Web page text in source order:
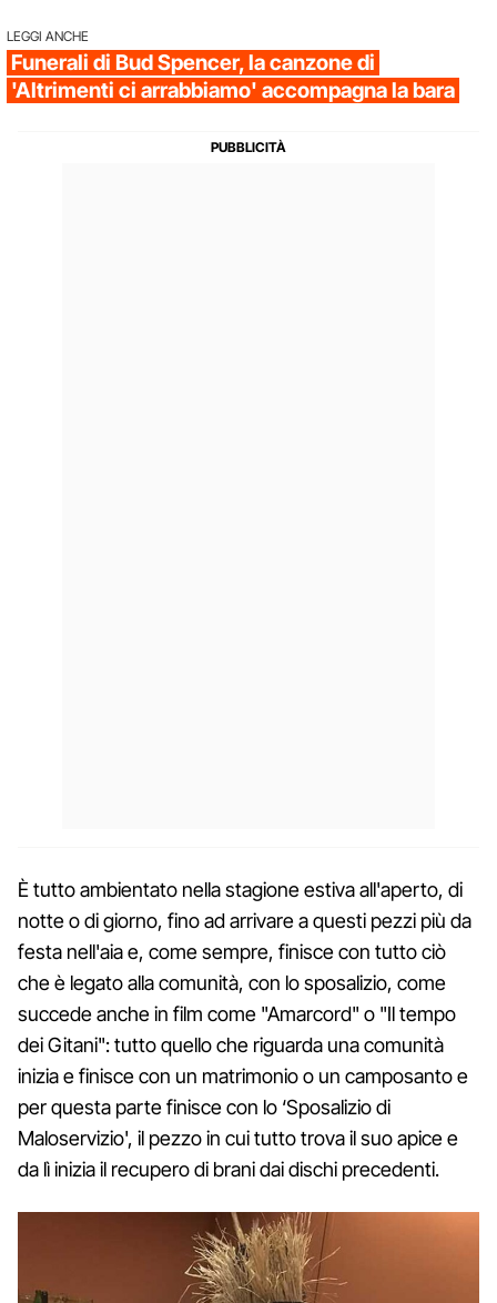
LEGGI ANCHE
Funerali di Bud Spencer, la canzone di
'Altrimenti ci arrabbiamo' accompagna la bara
È tutto ambientato nella stagione estiva all'aperto, di
notte o di giorno, fino ad arrivare a questi pezzi più da
festa nell'aia e, come sempre, finisce con tutto ciò
che è legato alla comunità, con lo sposalizio, come
succede anche in film come "Amarcord" o "Il tempo
dei Gitani": tutto quello che riguarda una comunità
inizia e finisce con un matrimonio o un camposanto e
per questa parte finisce con lo ‘Sposalizio di
Maloservizio', il pezzo in cui tutto trova il suo apice e
da lì inizia il recupero di brani dai dischi precedenti.